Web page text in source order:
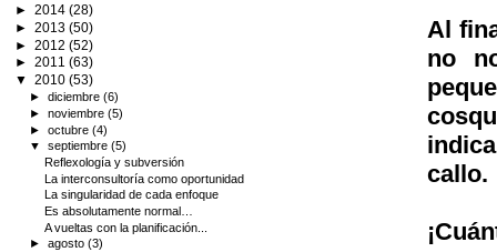
Al
no
callo.
► 2014 (28)
► 2013 (50)
► 2012 (52)
► 2011 (63)
▼ 2010 (53)
►diciembre(6)
►noviembre(5)
►octubre(4)
▼septiembre(5)
Reflexología y subversión
La interconsultoría como oportunidad
La singularidad de cada enfoque
Es absolutamente normal…
A vueltas con la planificación...
►agosto(3)